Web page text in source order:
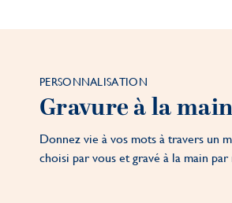
PERSONNALISATION
Gravure à la
Donnez vie à vos mots à travers un
choisi par vous et gravé à la main par